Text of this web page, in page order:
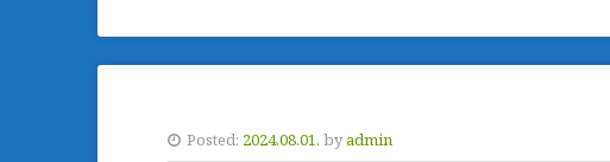
Posted: 2024.08.01. byadmin